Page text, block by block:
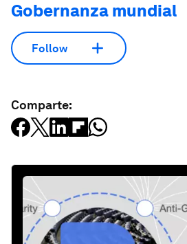
Gobernanza mundial
Follow
Comparte: